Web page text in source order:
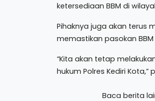
ketersediaan BBM di
Pihaknya juga akan terus
memastikan pasokan
“Kita akan tetap
hukum Polres Kediri Kota,”
Baca berita